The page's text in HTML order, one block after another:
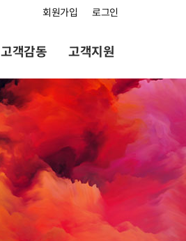
회원가입 로그인
고객감동 고객지원